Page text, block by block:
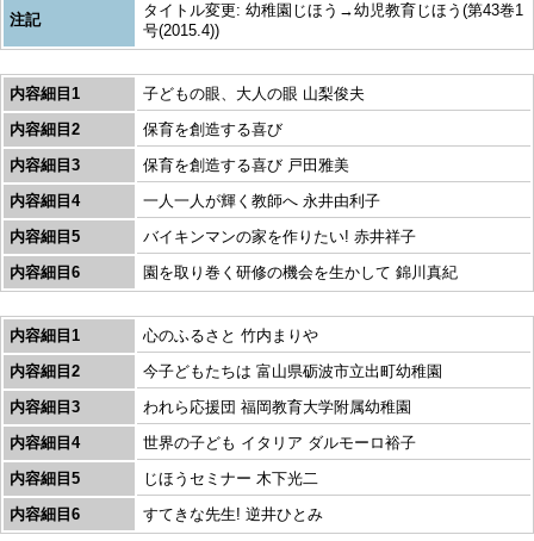
注記
タイトル変更: 幼稚園じほう→幼児教育じほう(第43巻1
号(2015.4))
内容細目1
子どもの眼、大人の眼 山梨俊夫
内容細目2
保育を創造する喜び
内容細目3
保育を創造する喜び 戸田雅美
内容細目4
一人一人が輝く教師へ 永井由利子
内容細目5
バイキンマンの家を作りたい! 赤井祥子
内容細目6
園を取り巻く研修の機会を生かして 錦川真紀
内容細目1
心のふるさと 竹内まりや
内容細目2
今子どもたちは 富山県砺波市立出町幼稚園
内容細目3
われら応援団 福岡教育大学附属幼稚園
内容細目4
世界の子ども イタリア ダルモーロ裕子
内容細目5
じほうセミナー 木下光二
内容細目6
すてきな先生! 逆井ひとみ